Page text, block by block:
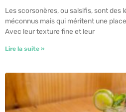
Les scorsonères, ou salsifis, sont
méconnus mais qui méritent une
Avec leur texture fine et leur
Lire la suite »